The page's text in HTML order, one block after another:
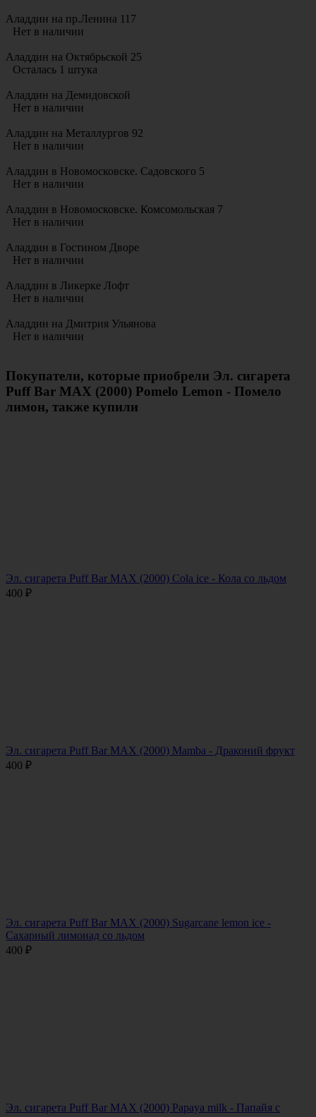
Аладдин на пр.Ленина 117
Нет в наличии
Аладдин на Октябрьской 25
Осталась 1 штука
Аладдин на Демидовской
Нет в наличии
Аладдин на Металлургов 92
Нет в наличии
Аладдин в Новомосковске. Садовского 5
Нет в наличии
Аладдин в Новомосковске. Комсомольская 7
Нет в наличии
Аладдин в Гостином Дворе
Нет в наличии
Аладдин в Ликерке Лофт
Нет в наличии
Аладдин на Дмитрия Ульянова
Нет в наличии
Покупатели, которые приобрели Эл. сигарета
Puff Bar MAX (2000) Pomelo Lemon - Помело
лимон, также купили
Эл. сигарета Puff Bar MAX (2000) Cola ice - Кола со льдом
400 ₽
Эл. сигарета Puff Bar MAX (2000) Mamba - Драконий фрукт
400 ₽
Эл. сигарета Puff Bar MAX (2000) Sugarcane lemon ice -
Сахарный лимонад со льдом
400 ₽
Эл. сигарета Puff Bar MAX (2000) Papaya milk - Папайя с